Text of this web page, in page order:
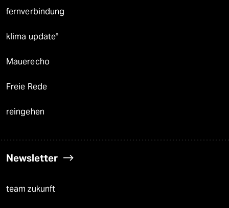
fernverbindung
klima update°
Mauerecho
Freie Rede
reingehen
Newsletter
team zukunft